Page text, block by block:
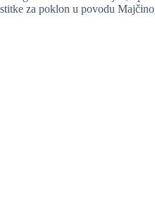
za poklon u povodu